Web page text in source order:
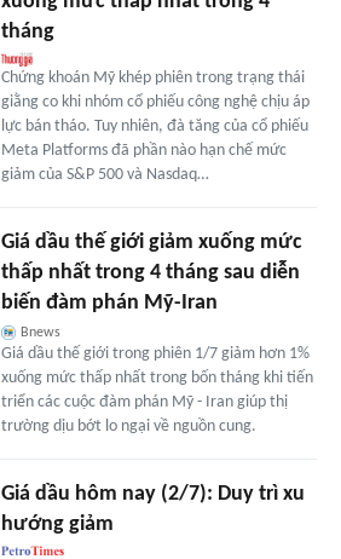
tháng
Chứng khoán Mỹ khép phiên trong trạng thái
giằng co khi nhóm cổ phiếu công nghệ chịu áp
lực bán tháo. Tuy nhiên, đà tăng của cổ phiếu
Meta Platforms đã phần nào hạn chế mức
giảm của S&P 500 và Nasdaq…
Giá dầu thế giới giảm xuống mức
thấp nhất trong 4 tháng sau diễn
biến đàm phán Mỹ-Iran
Bnews
Giá dầu thế giới trong phiên 1/7 giảm hơn 1%
xuống mức thấp nhất trong bốn tháng khi tiến
triển các cuộc đàm phán Mỹ - Iran giúp thị
trường dịu bớt lo ngại về nguồn cung.
Giá dầu hôm nay (2/7): Duy trì xu
hướng giảm